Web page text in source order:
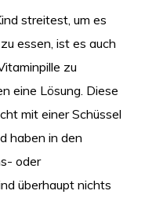
streitest, um es
essen, ist es auch
zu
eine Lösung. Diese
mit einer Schüssel
haben in den
oder
überhaupt nichts